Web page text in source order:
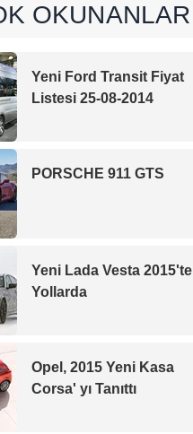
OKUNANLAR
Yeni Ford Transit Fiyat
Listesi 25-08-2014
PORSCHE 911 GTS
Yeni Lada Vesta 2015'te
Yollarda
Opel, 2015 Yeni Kasa
Corsa' yı Tanıttı